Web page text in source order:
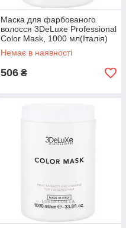
Маска для фарбованого
волосся 3DeLuxe Professional
Color Mask, 1000 мл(Італія)
Немає в наявності
506 ₴